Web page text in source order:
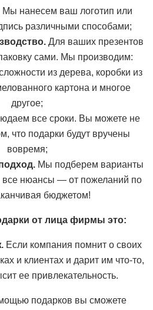
Мы нанесем ваш логотип или
различными способами;
Для ваших презентов
сами. Мы производим:
из дерева, коробки из
картона и многое
другое;
все сроки. Вы можете не
что подарки будут вручены
вовремя;
Мы подберем варианты
все нюансы — от пожеланий по
бюджетом!
от лица фирмы это:
Если компания помнит о своих
и клиентах и дарит им что-то,
ее привлекательность.
подарков вы сможете